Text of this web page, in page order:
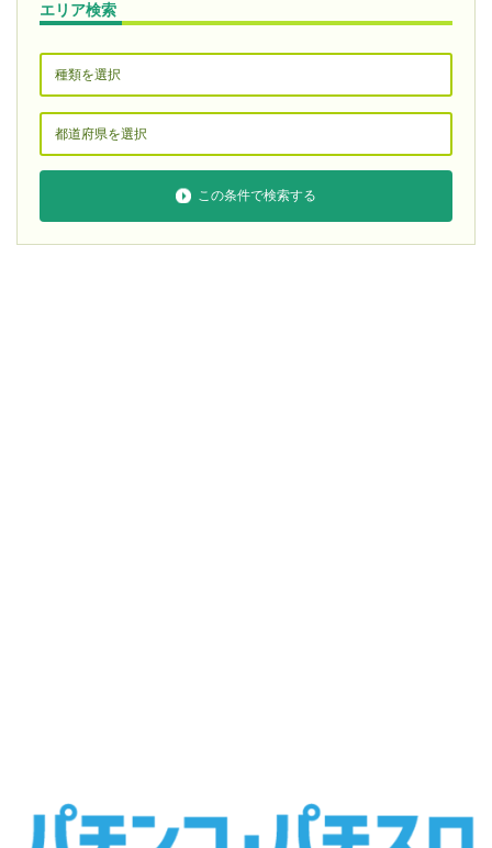
エリア検索
この条件で検索する